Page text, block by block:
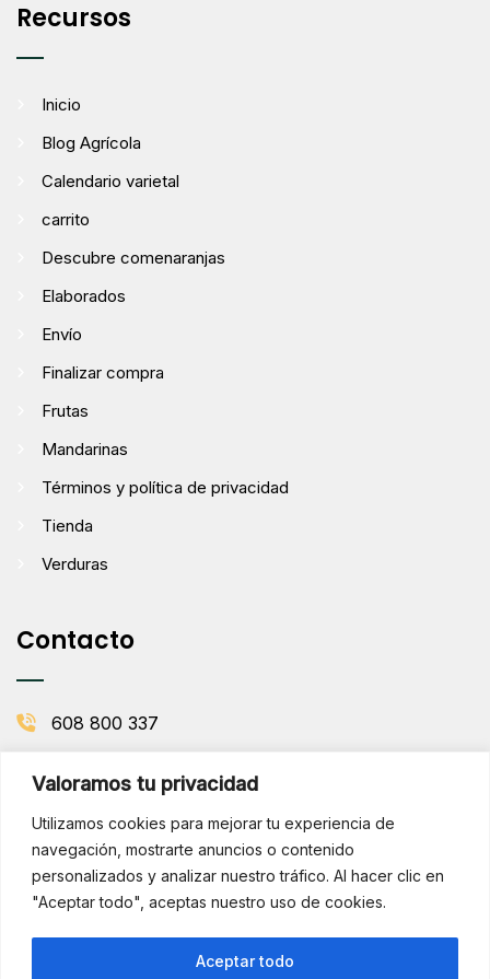
Valoramos tu privacidad
Utilizamos cookies para mejorar tu experiencia de
navegación, mostrarte anuncios o contenido
personalizados y analizar nuestro tráfico. Al hacer clic en
"Aceptar todo", aceptas nuestro uso de cookies.
Aceptar todo
¡Hola!
Recursos
Inicio
Blog Agrícola
Calendario varietal
carrito
Descubre comenaranjas
Elaborados
Envío
Finalizar compra
Frutas
Mandarinas
Términos y política de privacidad
Tienda
Verduras
Contacto
608 800 337
Picanya, Valencia
BOLETÍN DE LA HUERTA